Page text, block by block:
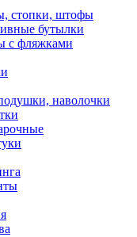
стопки, штофы
бутылки
с фляжками
наволочки